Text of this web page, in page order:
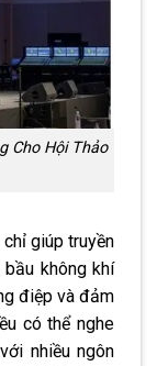
Cho Hội Thảo
giúp truyền
không khí
điệp và đảm
có thể nghe
nhiều ngôn